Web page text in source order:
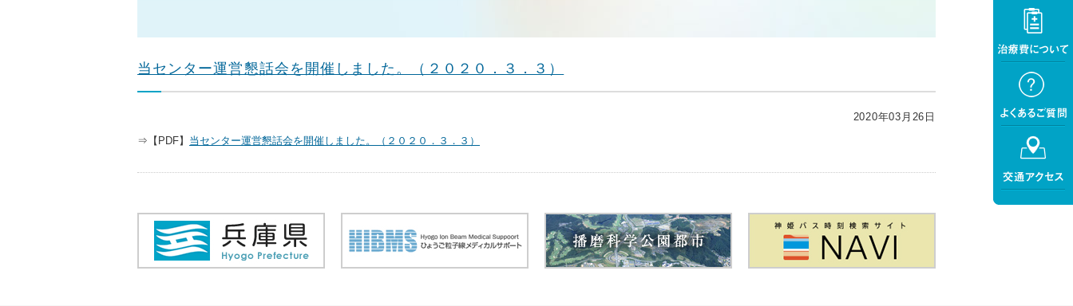
当センター運営懇話会を開催しました。（２０２０．３．３）
2020年03月26日
⇒【PDF】 当センター運営懇話会を開催しました。（２０２０．３．３）